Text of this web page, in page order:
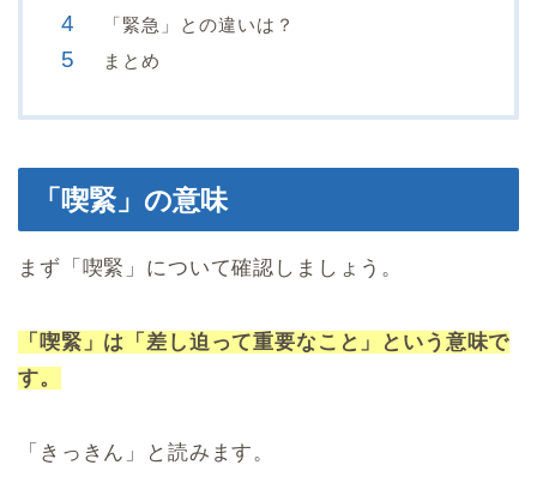
「緊急」との違いは？
まとめ
「喫緊」の意味
まず「喫緊」について確認しましょう。
「喫緊」は「差し迫って重要なこと」という意味で
す。
「きっきん」と読みます。